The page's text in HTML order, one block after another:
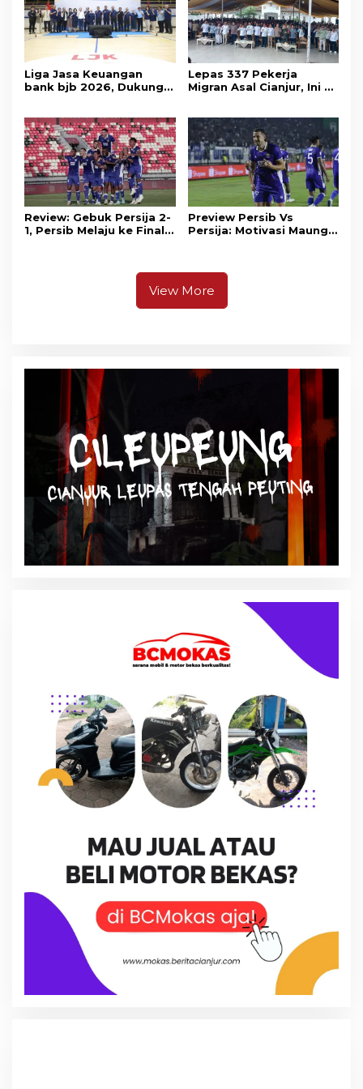
Liga Jasa Keuangan
bank bjb 2026, Dukung
Lepas 337 Pekerja
Migran Asal Cianjur, Ini 3
Review: Gebuk Persija 2-
1, Persib Melaju ke Final
Preview Persib Vs
Persija: Motivasi Maung
View More